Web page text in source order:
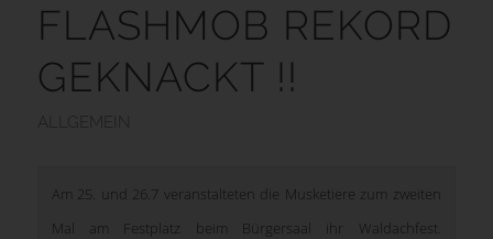
FLASHMOB REKORD
GEKNACKT !!
Am 25. und 26.7 veranstalteten die Musketiere zum zweiten
Mal am Festplatz beim Bürgersaal ihr Waldachfest.